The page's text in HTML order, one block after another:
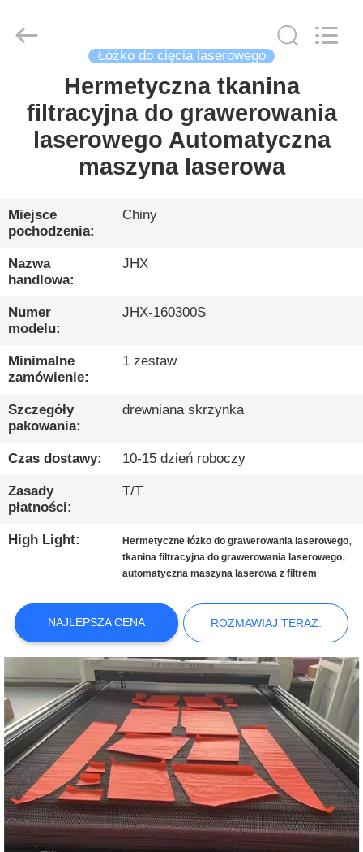
PRODUKTY
NAS
ZWIEDZANIE
FABRYKI
JAKOŚCI
SKONTAKTUJ
SIĘ
NAMI
NOWOŚCI
ROZMAWIAJ
TERAZ.
COMPANY
NEWS
SITEMAP
PRIVACY
POLICY
Co.,Ltd.
Łóżko do cięcia laserowego
Hermetyczna tkanina
filtracyjna do grawerowania
laserowego Automatyczna
maszyna laserowa
Miejsce
pochodzenia:
Chiny
Nazwa
handlowa:
JHX
Numer
modelu:
JHX-160300S
Minimalne
zamówienie:
1 zestaw
Szczegóły
pakowania:
drewniana skrzynka
Czas dostawy: 10-15 dzień roboczy
Zasady
płatności:
T/T
High Light: Hermetyczne łóżko do grawerowania laserowego,
tkanina filtracyjna do grawerowania laserowego,
automatyczna maszyna laserowa z filtrem
NAJLEPSZA CENA ROZMAWIAJ TERAZ.